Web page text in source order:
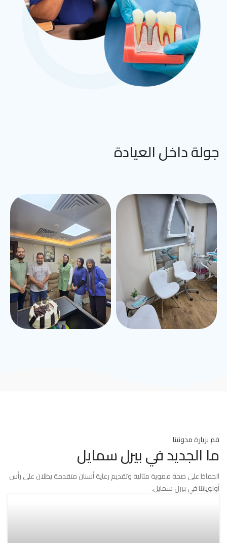
جولة داخل العيادة
قم بزيارة مدونتنا
ما الجديد في بيرل سمايل
الحفاظ على صحة فموية مثالية وتقديم رعاية أسنان متقدمة يظلان على رأس
أولوياتنا في بيرل سمايل.